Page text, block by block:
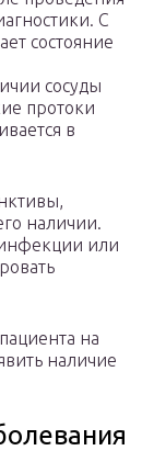
С
состояние
сосуды
протоки
в
наличии.
или
на
наличие